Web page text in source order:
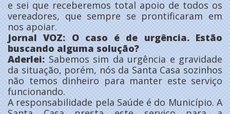
e sei que receberemos total apoio de todos os
vereadores, que sempre se prontificaram em
nos apoiar.
Jornal VOZ: O caso é de urgência. Estão
buscando alguma solução?
Aderlei: Sabemos sim da urgência e gravidade
da situação, porém, nós da Santa Casa sozinhos
não temos dinheiro para manter este serviço
funcionando.
A responsabilidade pela Saúde é do Município. A